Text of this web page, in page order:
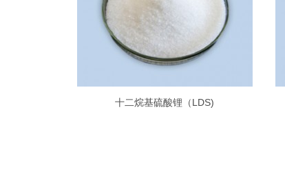
十二烷基硫酸锂（LDS)